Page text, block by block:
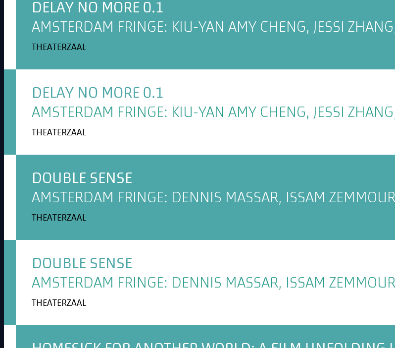
DELAY NO MORE 0.1
AMSTERDAM FRINGE: KIU-YAN AMY CHENG, JESSI
THEATERZAAL
DELAY NO MORE 0.1
AMSTERDAM FRINGE: KIU-YAN AMY CHENG, JESSI
THEATERZAAL
DOUBLE SENSE
AMSTERDAM FRINGE: DENNIS MASSAR, ISSAM ZEMMOURI
THEATERZAAL
DOUBLE SENSE
AMSTERDAM FRINGE: DENNIS MASSAR, ISSAM ZEMMOURI
THEATERZAAL